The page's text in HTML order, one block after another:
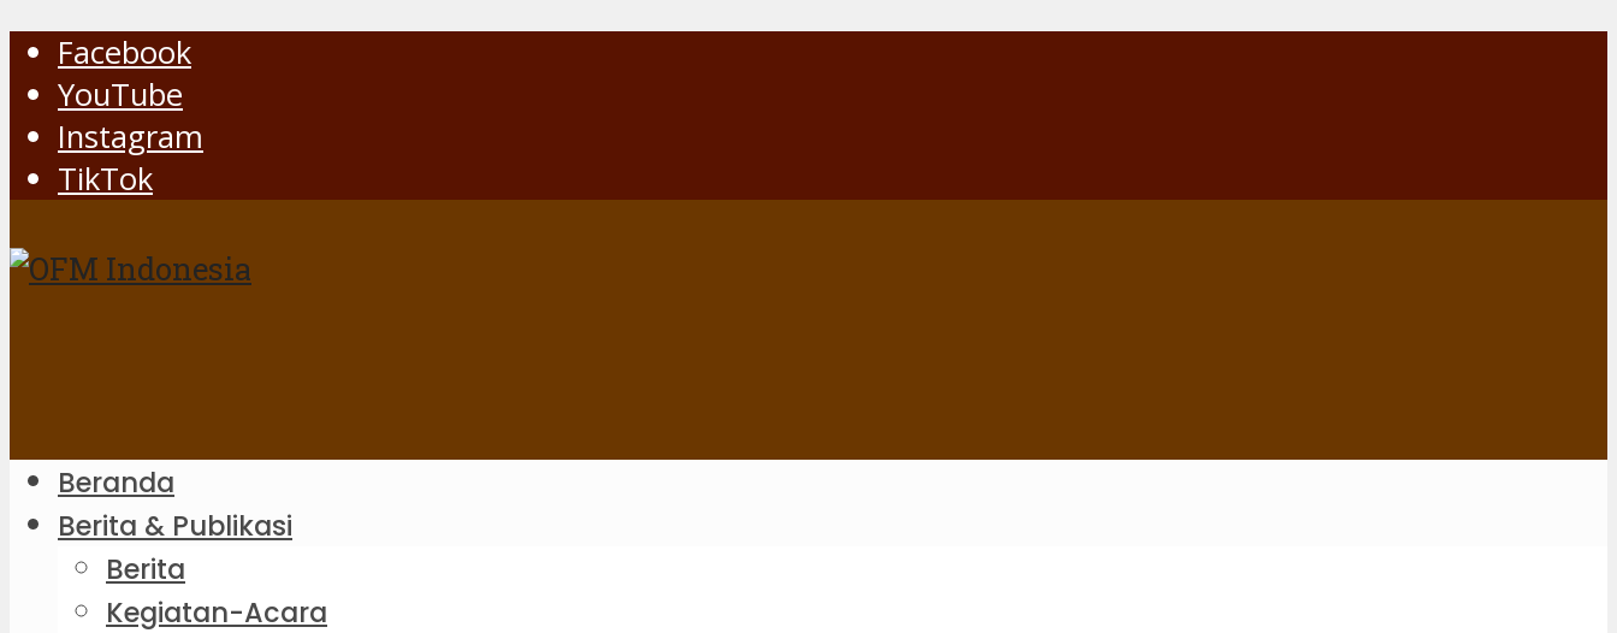
Facebook
YouTube
Instagram
TikTok
Beranda
Berita & Publikasi
Berita
Kegiatan-Acara